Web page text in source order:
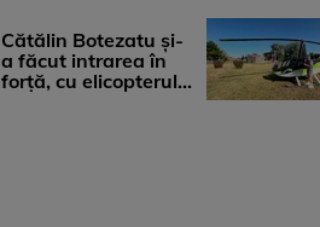
...
Cătălin Botezatu și-
a făcut intrarea în
forță, cu elicopterul,